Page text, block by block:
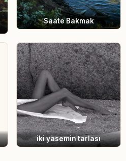
Saate Bakmak
iki yasemin tarlası